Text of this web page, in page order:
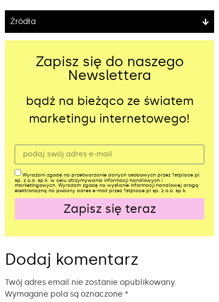
Źródła
Zapisz się do naszego
Newslettera
bądź na bieżąco ze światem
marketingu internetowego!
Wyrażam zgodę na przetwarzanie danych osobowych przez 1stplace.pl
sp. z o.o. sp.k. w celu otrzymywania informacji handlowych i
marketingowych. Wyrażam zgodę na wysłanie informacji handlowej drogą
elektroniczną na podany adres e-mail przez 1stplace.pl sp. z o.o. sp.k.
Zapisz się teraz
Dodaj komentarz
Twój adres email nie zostanie opublikowany.
Wymagane pola są oznaczone *